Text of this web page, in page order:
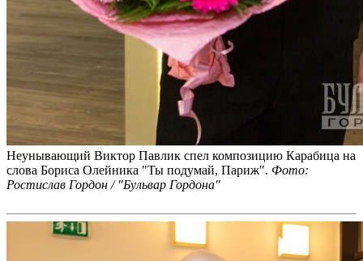
Неунывающий Виктор Павлик спел композицию Карабица на
слова Бориса Олейника "Ты подумай, Париж". Фото:
Ростислав Гордон / "Бульвар Гордона"